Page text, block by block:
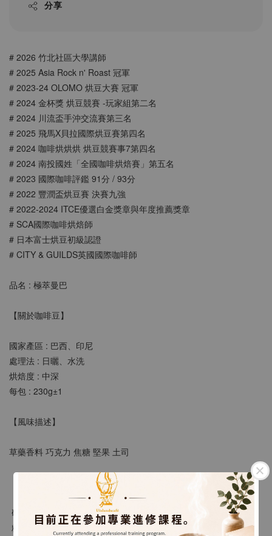
分享
# 2026 竹北社區大學講師
# 2025 Asia Rock n' Roast 冠軍
# 2023-24 OLOMO 烘豆大賽 冠軍
# 2024 金杯獎 烘豆競賽 -玩家組第二名
# 2024 川流盃手沖交流賽第三名
# 2025 飛馬X貝拉國際烘豆賽第四名
# 2024 咖啡烘烘烘 烘豆競賽事7第四名
# 2024 南投國姓「全國咖啡烘焙賽」第五名
# 2023 國際咖啡評鑑 91分 / 93分
# 2022 豐潤盃烘豆賽 決賽九強
# 2022-2024 ITCE優選⽩⾦獎章與年度推薦獎章
# SCA國際咖啡烘焙師
# 日本富士烘豆初級認證
# CITY & GUILDS英國國際咖啡師
品名 : 極萃曼巴
【關於咖啡豆】
國家產區 : 巴西、印尼
處理法 : 日曬、水洗
烘焙度 : 中深
每包 : 230g±1
【風味描述】
草藥香料 巧克力 焦糖 堅果 土司
研  磨 : 類似二號砂糖粗細
粉 水 比 : 1:15 ~ 18